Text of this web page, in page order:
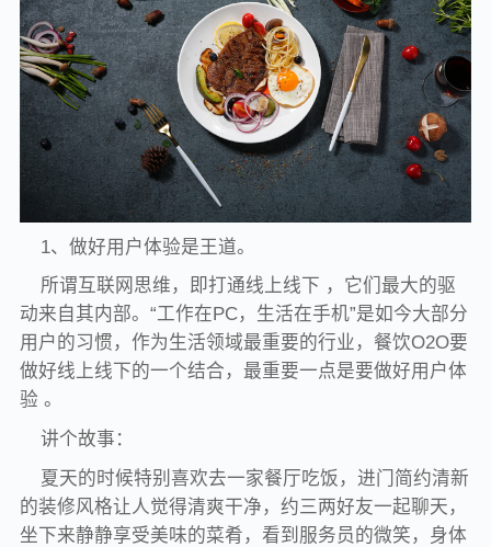
1、做好用户体验是王道。
所谓互联网思维，即打通线上线下 ，它们最大的驱
动来自其内部。“工作在PC，生活在手机”是如今大部分
用户的习惯，作为生活领域最重要的行业，餐饮O2O要
做好线上线下的一个结合，最重要一点是要做好用户体
验 。
讲个故事：
夏天的时候特别喜欢去一家餐厅吃饭，进门简约清新
的装修风格让人觉得清爽干净，约三两好友一起聊天，
坐下来静静享受美味的菜肴，看到服务员的微笑，身体